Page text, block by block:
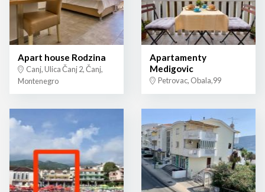
Apart house Rodzina
Canj, Ulica Čanj 2, Čanj,
Montenegro
Apartamenty
Medigovic
Petrovac, Obala,99